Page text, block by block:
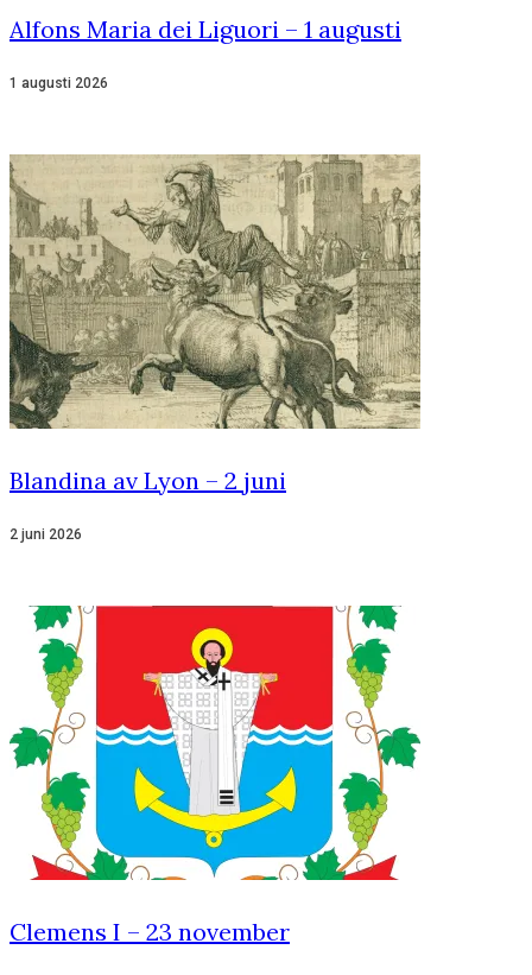
Alfons Maria dei Liguori – 1 augusti
1 augusti 2026
Blandina av Lyon – 2 juni
2 juni 2026
Clemens I – 23 november